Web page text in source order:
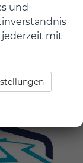
und
mit